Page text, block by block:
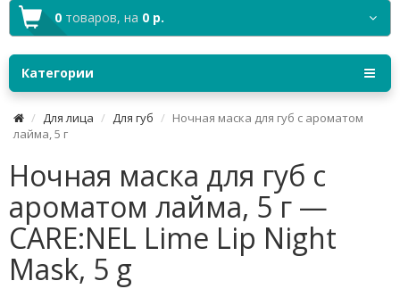
0 товаров, на 0 р.
Категории
Для лица Для губ
Ночная маска для губ с ароматом
лайма, 5 г
Ночная маска для губ с
ароматом лайма, 5 г —
CARE:NEL Lime Lip Night
Mask, 5 g